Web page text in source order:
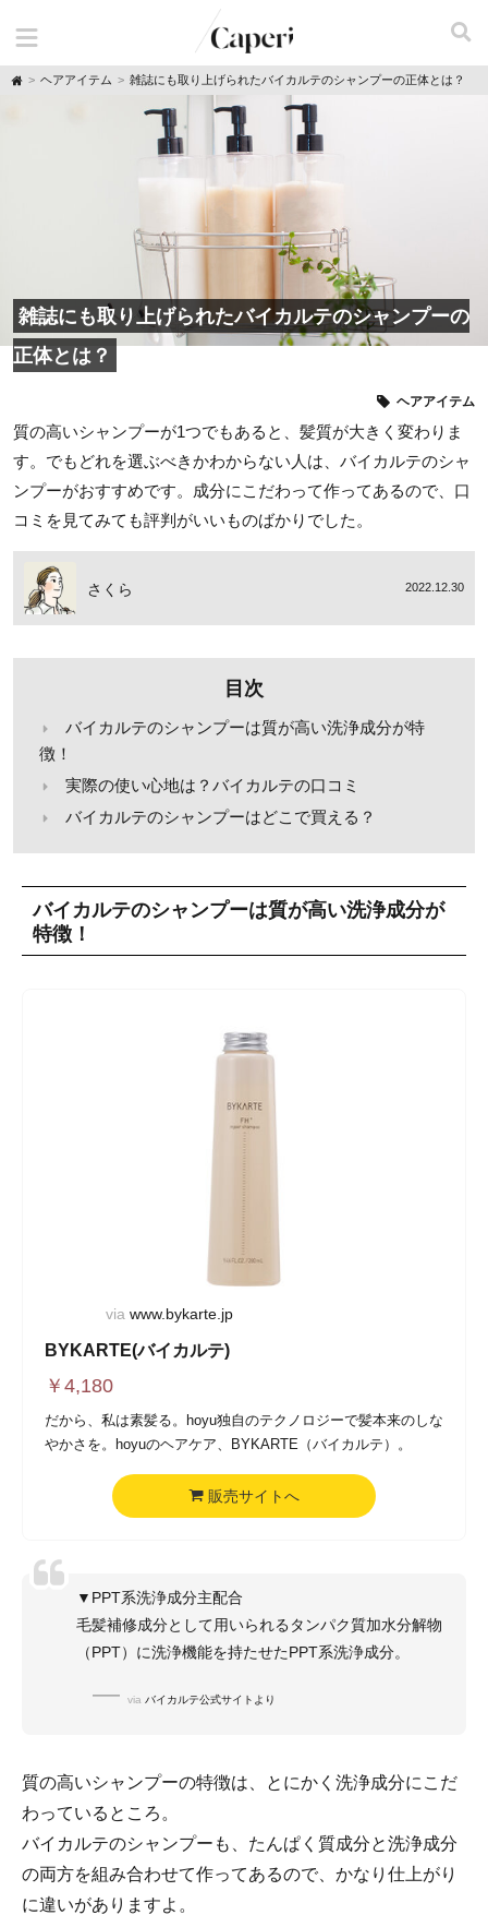
H
ヘアアイテム 雑誌にも取り上げられたバイカルテのシャンプーの正体とは？
雑誌にも取り上げられたバイカルテのシャンプーの
正体とは？
ヘアアイテム
質の高いシャンプーが1つでもあると、髪質が大きく変わりま
す。でもどれを選ぶべきかわからない人は、バイカルテのシャ
ンプーがおすすめです。成分にこだわって作ってあるので、口
コミを見てみても評判がいいものばかりでした。
さくら 2022.12.30
目次
バイカルテのシャンプーは質が高い洗浄成分が特
徴！
実際の使い心地は？バイカルテの口コミ
バイカルテのシャンプーはどこで買える？
バイカルテのシャンプーは質が高い洗浄成分が
特徴！
via www.bykarte.jp
BYKARTE(バイカルテ)
￥ 4,180
だから、私は素髪る。hoyu独自のテクノロジーで髪本来のしな
やかさを。hoyuのヘアケア、BYKARTE（バイカルテ）。
販売サイトへ
▼PPT系洗浄成分主配合
毛髪補修成分として用いられるタンパク質加水分解物
（PPT）に洗浄機能を持たせたPPT系洗浄成分。
via バイカルテ公式サイトより
質の高いシャンプーの特徴は、とにかく洗浄成分にこだ
わっているところ。
バイカルテのシャンプーも、たんぱく質成分と洗浄成分
の両方を組み合わせて作ってあるので、かなり仕上がり
に違いがありますよ。